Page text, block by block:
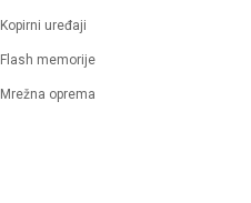
Kopirni uređaji
Flash memorije
Mrežna oprema